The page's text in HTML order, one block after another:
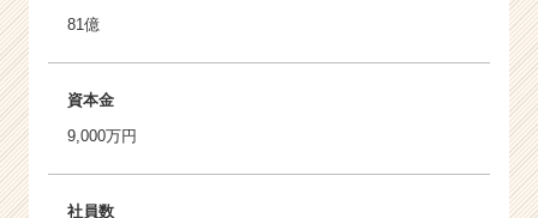
81億
資本金
9,000万円
社員数